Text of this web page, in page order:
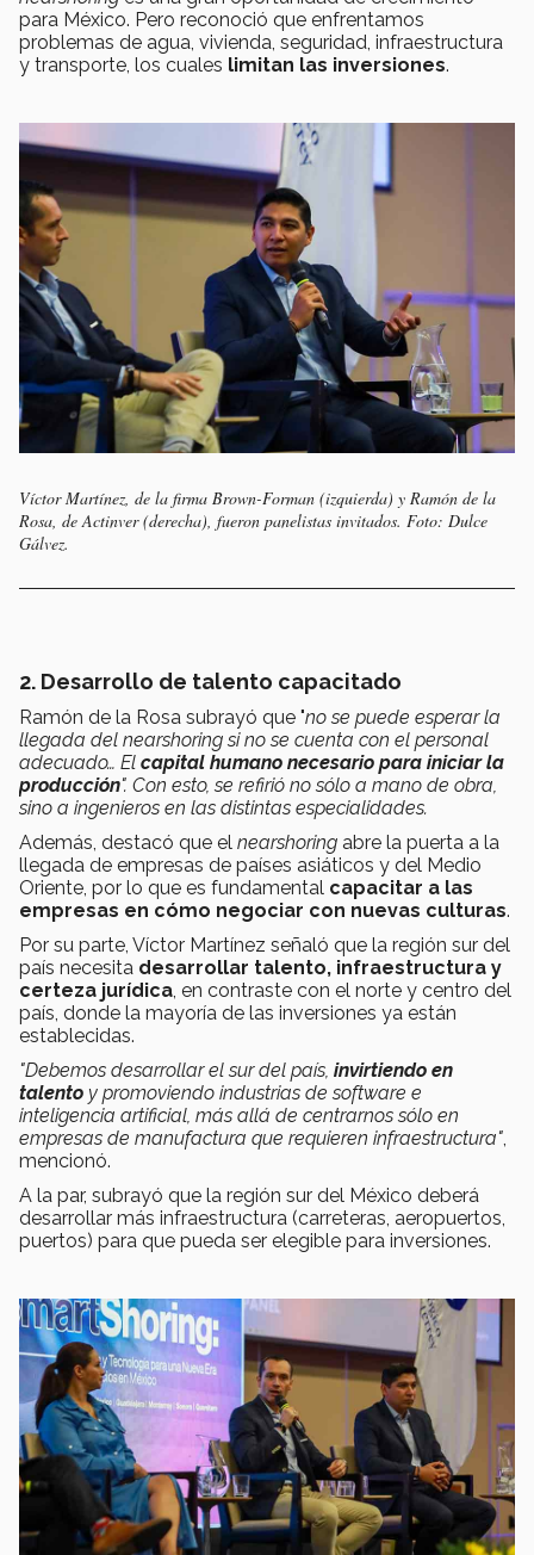
para México. Pero reconoció que enfrentamos
problemas de agua, vivienda, seguridad, infraestructura
y transporte, los cuales limitan las inversiones.
Víctor Martínez, de la firma Brown-Forman (izquierda) y Ramón de la
Rosa, de Actinver (derecha), fueron panelistas invitados. Foto: Dulce
Gálvez.
2. Desarrollo de talento capacitado
Ramón de la Rosa subrayó que "no se puede esperar la
llegada del nearshoring si no se cuenta con el personal
adecuado… El capital humano necesario para iniciar la
producción". Con esto, se refirió no sólo a mano de obra,
sino a ingenieros en las distintas especialidades.
Además, destacó que el nearshoring abre la puerta a la
llegada de empresas de países asiáticos y del Medio
Oriente, por lo que es fundamental capacitar a las
empresas en cómo negociar con nuevas culturas.
Por su parte, Víctor Martínez señaló que la región sur del
país necesita desarrollar talento, infraestructura y
certeza jurídica, en contraste con el norte y centro del
país, donde la mayoría de las inversiones ya están
establecidas.
"Debemos desarrollar el sur del país, invirtiendo en
talento y promoviendo industrias de software e
inteligencia artificial, más allá de centrarnos sólo en
empresas de manufactura que requieren infraestructura",
mencionó.
A la par, subrayó que la región sur del México deberá
desarrollar más infraestructura (carreteras, aeropuertos,
puertos) para que pueda ser elegible para inversiones.